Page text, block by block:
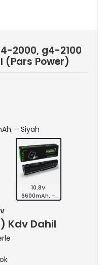
2000, g4-2100
(Pars Power)
- Siyah
10.8V
6600mAh. -
Kdv Dahil